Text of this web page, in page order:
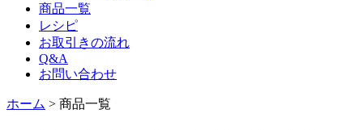
商品一覧
レシピ
お取引きの流れ
Q&A
お問い合わせ
ホーム > 商品一覧